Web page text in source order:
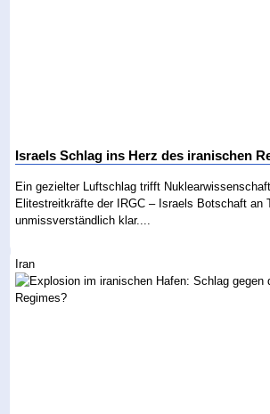
Israels Schlag ins Herz des iranischen
Ein gezielter Luftschlag trifft
Elitestreitkräfte der IRGC – Israels Botschaft an
unmissverständlich klar....
Iran